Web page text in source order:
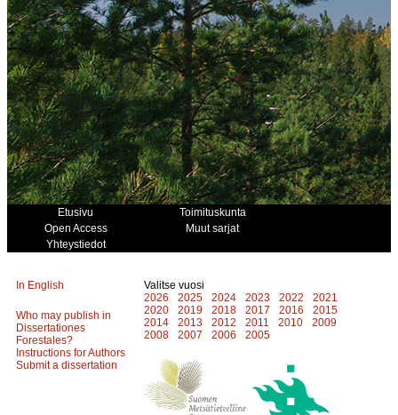
Etusivu
Toimituskunta
Open Access
Muut sarjat
Yhteystiedot
In English
Who may publish in
Dissertationes
Forestales?
Instructions for Authors
Submit a dissertation
Valitse vuosi
2026
2025 2024 2023 2022
2021
2020
2019 2018 2017 2016
2015
2014
2013 2012 2011 2010
2009
2008
2007 2006 2005